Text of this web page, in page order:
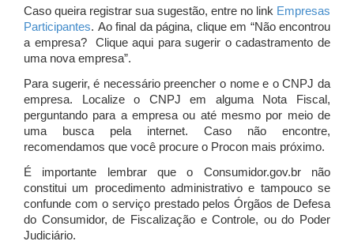
Caso queira registrar sua sugestão, entre no link Empresas
Participantes. Ao final da página, clique em “Não encontrou
a empresa? Clique aqui para sugerir o cadastramento de
uma nova empresa”.
Para sugerir, é necessário preencher o nome e o CNPJ da
empresa. Localize o CNPJ em alguma Nota Fiscal,
perguntando para a empresa ou até mesmo por meio de
uma busca pela internet. Caso não encontre,
recomendamos que você procure o Procon mais próximo.
É importante lembrar que o Consumidor.gov.br não
constitui um procedimento administrativo e tampouco se
confunde com o serviço prestado pelos Órgãos de Defesa
do Consumidor, de Fiscalização e Controle, ou do Poder
Judiciário.